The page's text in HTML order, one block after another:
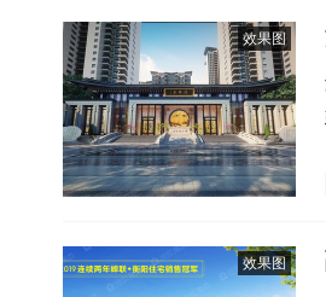
效果图
效果图